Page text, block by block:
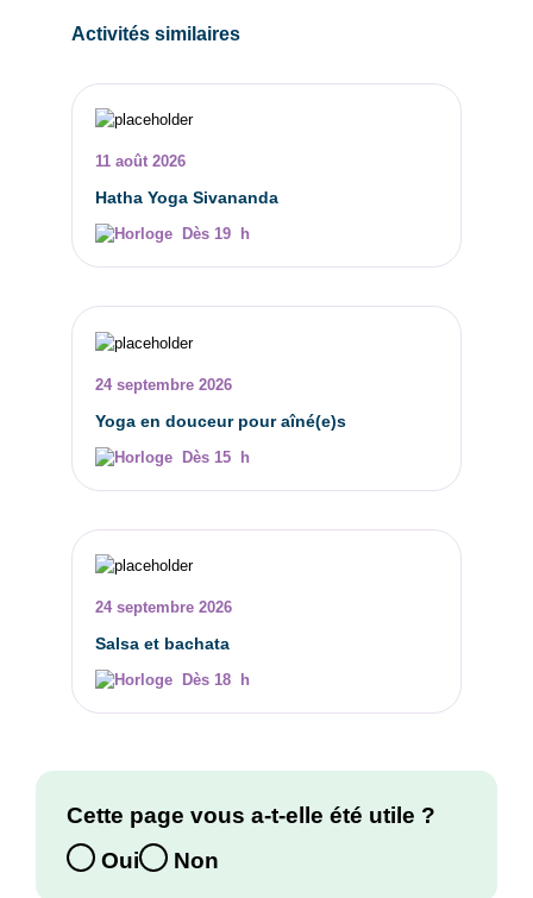
Activités similaires
11 août 2026
Hatha Yoga Sivananda
Dès 19 h
24 septembre 2026
Yoga en douceur pour aîné(e)s
Dès 15 h
24 septembre 2026
Salsa et bachata
Dès 18 h
Cette page vous a-t-elle été utile ?
Oui
Non